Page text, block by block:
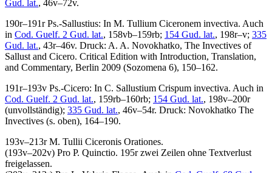
Gud. lat., 46v–72v.
190r–191rPs.-Sallustius: In M. Tullium Ciceronem invectiva. Auch
in Cod. Guelf. 2 Gud. lat., 158vb–159rb; 154 Gud. lat., 198r–v; 335
Gud. lat., 43r–46v. Druck: A. A. Novokhatko, The Invectives of
Sallust and Cicero. Critical Edition with Introduction, Translation,
and Commentary, Berlin 2009 (Sozomena 6), 150–162.
191r–193v Ps.-Cicero: In C. Sallustium Crispum invectiva. Auch in
Cod. Guelf. 2 Gud. lat., 159rb–160rb; 154 Gud. lat., 198v–200r
(unvollständig); 335 Gud. lat., 46v–54r. Druck: Novokhatko The
Invectives (s. oben), 164–190.
193v–213rM. Tullii Ciceronis Orationes.
(193v–202v) Pro P. Quinctio. 195r zwei Zeilen ohne Textverlust
freigelassen.